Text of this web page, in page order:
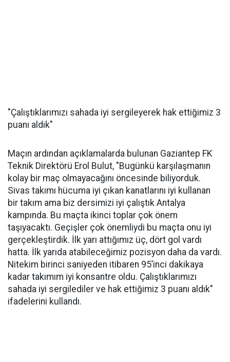
"Çalıştıklarımızı sahada iyi sergileyerek hak ettiğimiz 3
puanı aldık"
Maçın ardından açıklamalarda bulunan Gaziantep FK
Teknik Direktörü Erol Bulut, "Bugünkü karşılaşmanın
kolay bir maç olmayacağını öncesinde biliyorduk.
Sivas takımı hücuma iyi çıkan kanatlarını iyi kullanan
bir takım ama biz dersimizi iyi çalıştık Antalya
kampında. Bu maçta ikinci toplar çok önem
taşıyacaktı. Geçişler çok önemliydi bu maçta onu iyi
gerçekleştirdik. İlk yarı attığımız üç, dört gol vardı
hatta. İlk yarıda atabileceğimiz pozisyon daha da vardı.
Nitekim birinci saniyeden itibaren 95’inci dakikaya
kadar takımım iyi konsantre oldu. Çalıştıklarımızı
sahada iyi sergilediler ve hak ettiğimiz 3 puanı aldık"
ifadelerini kullandı.